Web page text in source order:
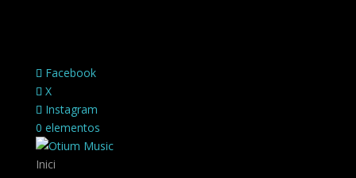
Facebook
X
Instagram
0 elementos
Inici